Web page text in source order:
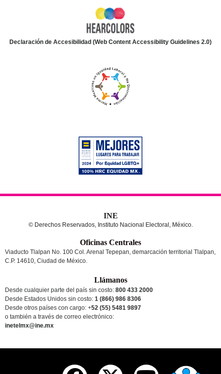
Declaración de Accesibilidad (Web Content Accessibility Guidelines 2.0)
INE
© Derechos Reservados, Instituto Nacional Electoral, México.
Oficinas Centrales
Viaducto Tlalpan No. 100 Col. Arenal Tepepan, demarcación territorial Tlalpan,
C.P. 14610, Ciudad de México.
Llámanos
Desde cualquier parte del país sin costo: 800 433 2000
Desde Estados Unidos sin costo: 1 (866) 986 8306
Desde otros países con cargo: +52 (55) 5481 9897
o también a través de correo electrónico:
inetelmx@ine.mx